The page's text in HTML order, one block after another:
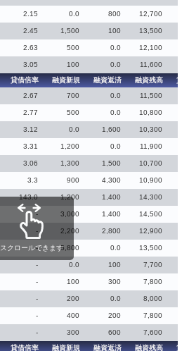
2.15 0.0 800 12,700
2.45 1,500 100 13,500
2.63 500 0.0 12,100
3.05 100 0.0
11,600
貸借倍率 融資新規 融資返済 融資残高
貸
2.67 700 0.0 11,500
2.77 500 0.0 10,800
3.12 0.0 1,600 10,300
3.31 1,200 0.0 11,900
3.06 1,300 1,500 10,700
3.3 900 4,300 10,900
143.0 1,200 1,400 14,300
- 3,000 1,400 14,500
- 2,200 2,800 12,900
- 5,800 0.0 13,500
- 0.0 100 7,700
- 100 300 7,800
- 200 0.0 8,000
- 400 200 7,800
- 300 600
7,600
貸借倍率 融資新規 融資返済 融資残高
貸
スクロールできます